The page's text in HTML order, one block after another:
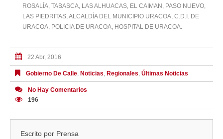
ROSALÍA, TABASCA, LAS ALHUACAS, EL CAIMAN, PASO NUEVO,
LAS PIEDRITAS, ALCALDÍA DEL MUNICIPIO URACOA, C.D.I. DE
URACOA, POLICIA DE URACOA, HOSPITAL DE URACOA.
22 Abr, 2016
Gobierno De Calle, Noticias, Regionales, Últimas Noticias
No Hay Comentarios
196
Escrito por Prensa